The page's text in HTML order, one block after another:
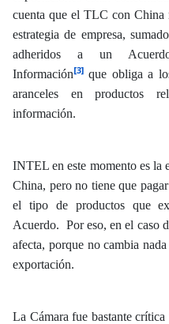
cuenta que el TLC con China
estrategia de empresa,
adheridos a un
Información[3] que obliga a
aranceles en productos
información.
INTEL en este momento es la
China, pero no tiene que
el tipo de productos que
Acuerdo. Por eso, en el caso
afecta, porque no cambia
exportación.
La Cámara fue bastante